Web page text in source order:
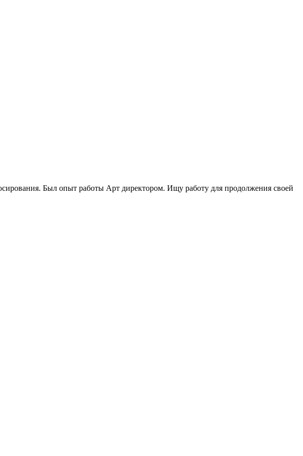
Был опыт работы Арт директором. Ищу работу для продолжения своей